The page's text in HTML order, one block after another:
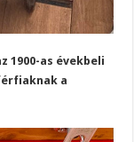
1900-as évekbeli
a